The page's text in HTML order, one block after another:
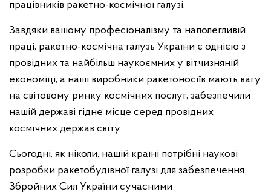
працівників ракетно-космічної галузі.
Завдяки вашому професіоналізму та наполегливій
праці, ракетно-космічна галузь України є однією з
провідних та найбільш наукоємних у вітчизняній
економіці, а наші виробники ракетоносіїв мають вагу
на світовому ринку космічних послуг, забезпечили
нашій державі гідне місце серед провідних
космічних держав світу.
Сьогодні, як ніколи, нашій країні потрібні наукові
розробки ракетобудівної галузі для забезпечення
Збройних Сил України сучасними